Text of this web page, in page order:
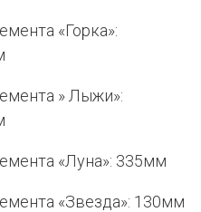
«Горка»:
» Лыжи»:
«Луна»: 335мм
«Звезда»: 130мм